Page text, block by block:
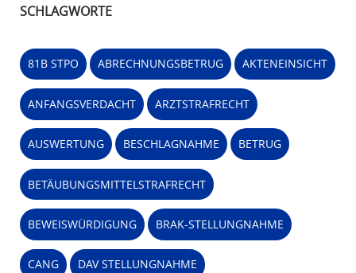
SCHLAGWORTE
81B STPO ABRECHNUNGSBETRUG AKTENEINSICHT
ANFANGSVERDACHT ARZTSTRAFRECHT
AUSWERTUNG BESCHLAGNAHME BETRUG
BETÄUBUNGSMITTELSTRAFRECHT
BEWEISWÜRDIGUNG BRAK-STELLUNGNAHME
CANG DAV STELLUNGNAHME